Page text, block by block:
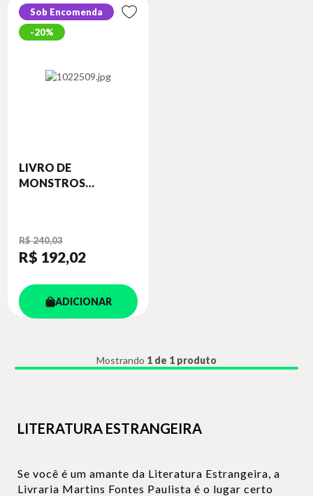
Sob Encomenda
20%
LIVRO DE
MONSTROS
R$ 240,03
R$ 192,02
ADICIONAR
Mostrando 1 de 1 produto
LITERATURA ESTRANGEIRA
Se você é um amante da Literatura Estrangeira, a
Livraria Martins Fontes Paulista é o lugar certo